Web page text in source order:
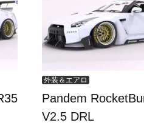
外装＆エアロ
Pandem
V2.5 DRL